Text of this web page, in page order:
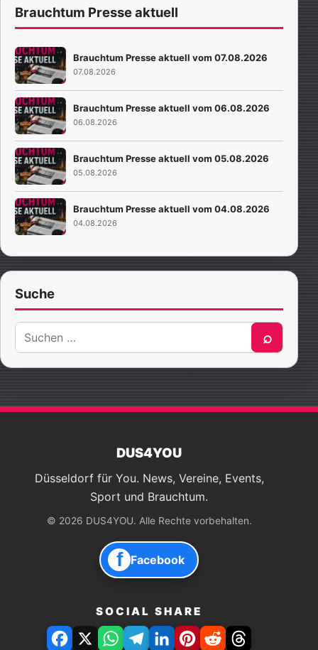
Brauchtum Presse aktuell
Brauchtum Presse aktuell vom 07.08.2026
07.08.2026
Brauchtum Presse aktuell vom 06.08.2026
06.08.2026
Brauchtum Presse aktuell vom 05.08.2026
05.08.2026
Brauchtum Presse aktuell vom 04.08.2026
04.08.2026
Suche
Suche
nach:
⌕
DUS4YOU
Düsseldorf für You. News, Vereine, Events,
Sport und Brauchtum.
© 2026 DUS4YOU. Alle Rechte vorbehalten.
f Facebook
SOCIAL SHARE
Facebook
X WhatsApp
Telegram
LinkedInPinterest
RedditThreads